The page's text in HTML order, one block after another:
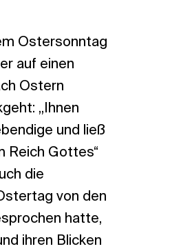
Ostersonntag
auf einen
Ostern
„Ihnen
und ließ
Reich Gottes“
die
von den
hatte,
ihren Blicken